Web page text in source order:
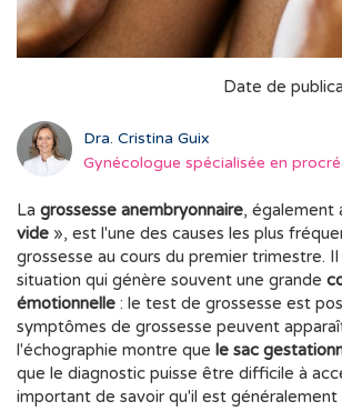
Date de
Dra. Cristina Guix
Gynécologue spécialisée en
La grossesse anembryonnaire, également
vide », est l'une des causes les plus
grossesse au cours du premier trimestre.
situation qui génère souvent une grande
émotionnelle : le test de grossesse est
symptômes de grossesse peuvent
l'échographie montre que le sac
que le diagnostic puisse être difficile à
important de savoir qu'il est généralement